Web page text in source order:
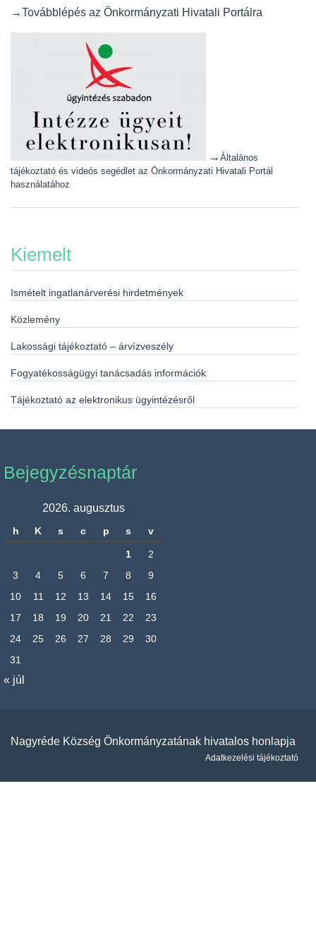
→Továbblépés az Önkormányzati Hivatali Portálra
→ Általános
tájékoztató és videós segédlet az Önkormányzati Hivatali Portál
használatához
Kiemelt
Ismételt ingatlanárverési hirdetmények
Közlemény
Lakossági tájékoztató – árvízveszély
Fogyatékosságügyi tanácsadás információk
Tájékoztató az elektronikus ügyintézésről
Bejegyzésnaptár
2026. augusztus
h K s c p s v
1
2
3
4 5 6 7 8
9
10
11 12 13 14 15
16
17
18 19 20 21 22
23
24
25 26 27 28 29
30
31
« júl
Nagyréde Község Önkormányzatának hivatalos honlapja
Adatkezelési tájékoztató